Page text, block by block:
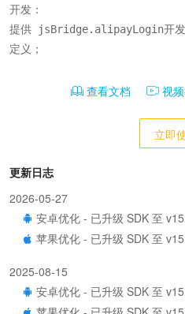
开发：
提供 jsBridge.alipayLogin开发
定义；
查看文档 视
立即
更新日志
2026-05-27
安卓优化 - 已升级 SDK 至
苹果优化 - 已升级 SDK 至
2025-08-15
安卓优化 - 已升级 SDK 至